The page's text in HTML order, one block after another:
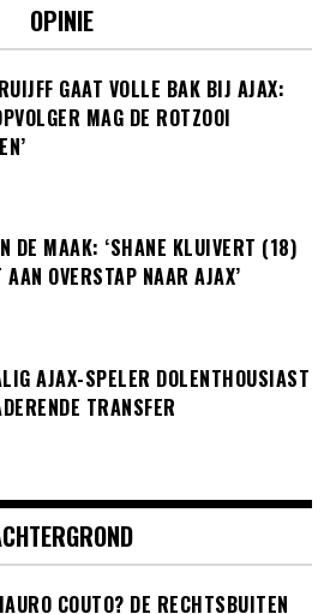
OPINIE
GAAT VOLLE BAK BIJ AJAX:
MAG DE ROTZOOI
DE MAAK: ‘SHANE KLUIVERT (18)
AAN OVERSTAP NAAR AJAX’
AJAX-SPELER DOLENTHOUSIAST
TRANSFER
COUTO? DE RECHTSBUITEN